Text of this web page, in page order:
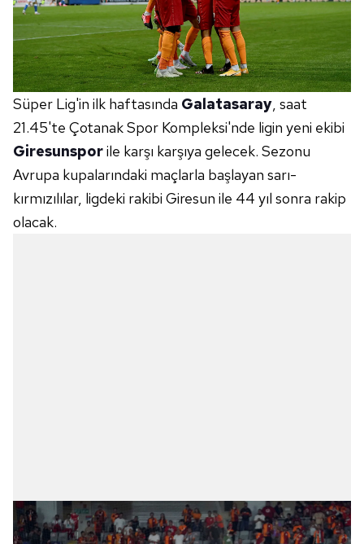
Süper Lig'in ilk haftasında Galatasaray, saat
21.45'te Çotanak Spor Kompleksi'nde ligin yeni ekibi
Giresunsporile karşı karşıya gelecek. Sezonu
Avrupa kupalarındaki maçlarla başlayan sarı-
kırmızılılar, ligdeki rakibi Giresun ile 44 yıl sonra rakip
olacak.